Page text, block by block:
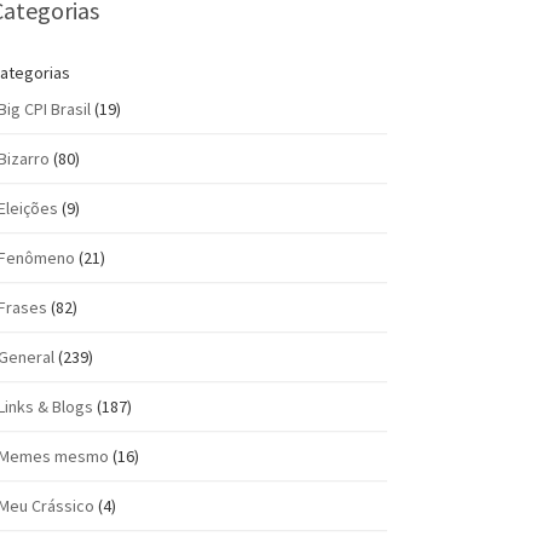
CPI Brasil(19)
(80)
(9)
(21)
(82)
(239)
& Blogs (187)
mesmo (16)
Crássico (4)